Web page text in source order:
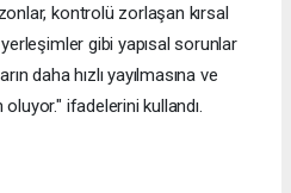
kontrolü zorlaşan kırsal
gibi yapısal sorunlar
daha hızlı yayılmasına ve
ifadelerini kullandı.